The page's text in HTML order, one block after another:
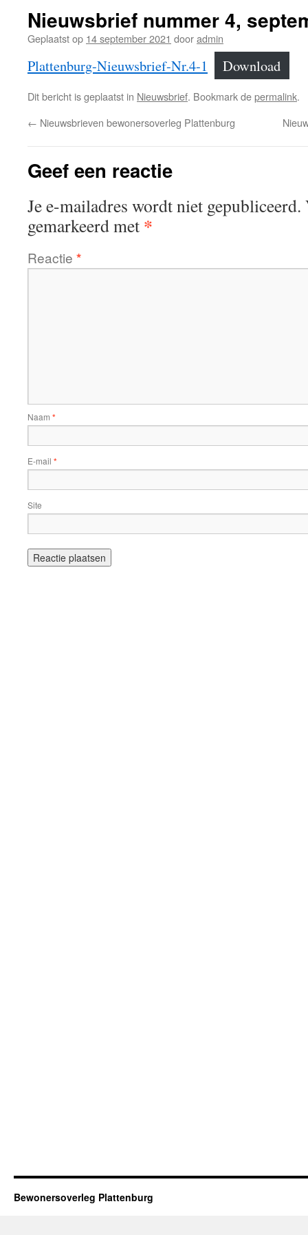
Nieuwsbrief nummer 4,
Geplaatst op 14 september 2021 dooradmin
Plattenburg-Nieuwsbrief-Nr.4-1 Download
Dit bericht is geplaatst in Nieuwsbrief. Bookmark depermalink.
← Nieuwsbrieven bewonersoverleg Plattenburg
Geef een reactie
Je e-mailadres wordt niet gepubliceerd.
gemarkeerd met *
Reactie *
Naam *
E-mail *
Site
Bewonersoverleg Plattenburg